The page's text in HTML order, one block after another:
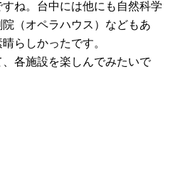
ね。台中には他にも自然科学
（オペラハウス）などもあ
らしかったです。
各施設を楽しんでみたいで